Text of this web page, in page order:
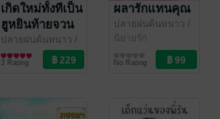
เกิดใหม่ทั้งทีเป็น
ฮูหยินท้ายจวน
อ๋อง
ปลายฝนต้นหนาว /
Thonkao_oo
นิยายรักจีนโบราณ
3 Rating
ผลารักแทนคุณ
ปลายฝนต้นหนาว /
Thonkao_oo
นิยายรัก
No Rating